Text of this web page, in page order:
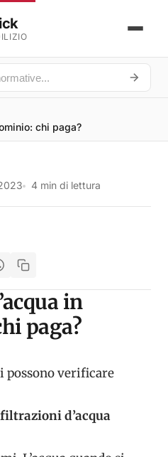
chi paga?
4 min di lettura
in
paga?
possono verificare
d’acqua